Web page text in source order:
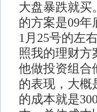
大盘暴跌就买
的方案是09年
1月25号的左
照我的理财方
他做投资组合
的表现，大概
的成本就是